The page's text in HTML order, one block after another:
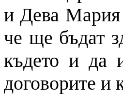
и Дева Мария
че ще бъдат
където и да
договорите и